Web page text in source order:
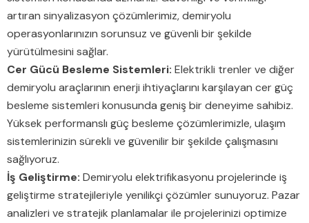
artıran sinyalizasyon çözümlerimiz, demiryolu
operasyonlarınızın sorunsuz ve güvenli bir şekilde
yürütülmesini sağlar.
Cer Gücü Besleme Sistemleri: Elektrikli trenler ve diğer
demiryolu araçlarının enerji ihtiyaçlarını karşılayan cer güç
besleme sistemleri konusunda geniş bir deneyime sahibiz.
Yüksek performanslı güç besleme çözümlerimizle, ulaşım
sistemlerinizin sürekli ve güvenilir bir şekilde çalışmasını
sağlıyoruz.
İş Geliştirme: Demiryolu elektrifikasyonu projelerinde iş
geliştirme stratejileriyle yenilikçi çözümler sunuyoruz. Pazar
analizleri ve stratejik planlamalar ile projelerinizi optimize